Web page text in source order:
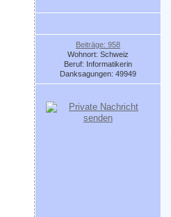
Beiträge: 958
Wohnort: Schweiz
Beruf: Informatikerin
Danksagungen: 49949